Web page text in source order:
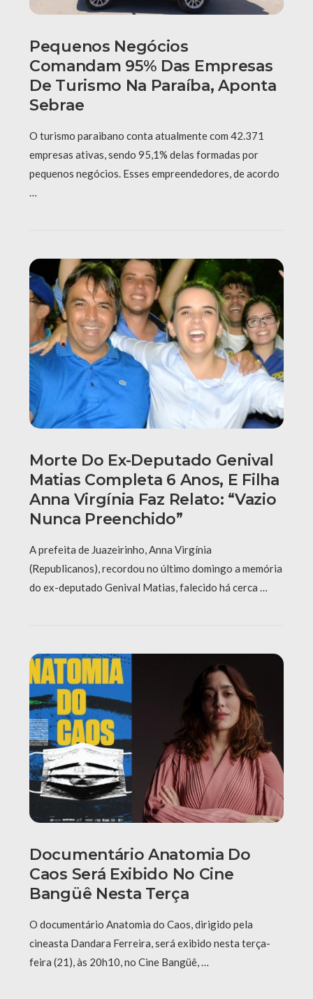
Pequenos Negócios
Comandam 95% Das Empresas
De Turismo Na Paraíba, Aponta
Sebrae
O turismo paraibano conta atualmente com 42.371
empresas ativas, sendo 95,1% delas formadas por
pequenos negócios. Esses empreendedores, de acordo
…
Morte Do Ex-Deputado Genival
Matias Completa 6 Anos, E Filha
Anna Virgínia Faz Relato: “Vazio
Nunca Preenchido”
A prefeita de Juazeirinho, Anna Virgínia
(Republicanos), recordou no último domingo a memória
do ex-deputado Genival Matias, falecido há cerca …
Documentário Anatomia Do
Caos Será Exibido No Cine
Bangüê Nesta Terça
O documentário Anatomia do Caos, dirigido pela
cineasta Dandara Ferreira, será exibido nesta terça-
feira (21), às 20h10, no Cine Bangüê, …